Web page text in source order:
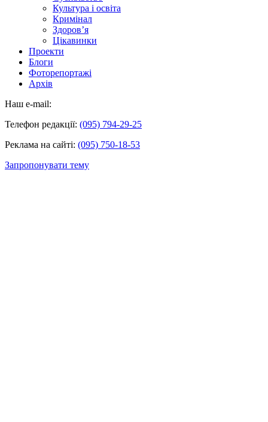
Культура і освіта
Кримінал
Здоров’я
Цікавинки
Проекти
Блоги
Фоторепортажі
Архів
Наш e-mail:
Телефон редакції: (095) 794-29-25
Реклама на сайті: (095) 750-18-53
Запропонувати тему